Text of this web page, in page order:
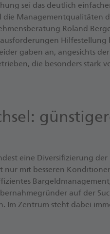
sei das deut­lich
die Ma­nage­ment­qua­li­tä­ten
Ro­land
gaben an, an­ge­sichts
die be­son­ders stark
eine Di­ver­si­fi­zie­rung
nur mit bes­se­ren
auf der
Im Zen­trum steht dabei